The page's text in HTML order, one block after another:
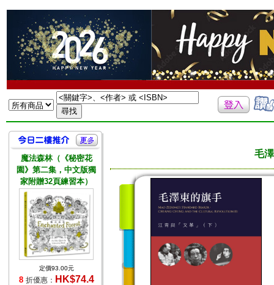
魔法森林（《秘密花
園》第二集，中文版獨
家附贈32頁練習本）
定價93.00元
8 折優惠： HK$74.4
毛